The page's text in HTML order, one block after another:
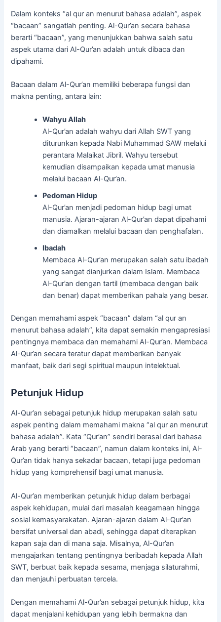
Dalam konteks “al qur an menurut bahasa adalah”, aspek
“bacaan” sangatlah penting. Al-Qur’an secara bahasa
berarti “bacaan”, yang menunjukkan bahwa salah satu
aspek utama dari Al-Qur’an adalah untuk dibaca dan
dipahami.
Bacaan dalam Al-Qur’an memiliki beberapa fungsi dan
makna penting, antara lain:
Wahyu Allah
Al-Qur’an adalah wahyu dari Allah SWT yang
diturunkan kepada Nabi Muhammad SAW melalui
perantara Malaikat Jibril. Wahyu tersebut
kemudian disampaikan kepada umat manusia
melalui bacaan Al-Qur’an.
Pedoman Hidup
Al-Qur’an menjadi pedoman hidup bagi umat
manusia. Ajaran-ajaran Al-Qur’an dapat dipahami
dan diamalkan melalui bacaan dan penghafalan.
Ibadah
Membaca Al-Qur’an merupakan salah satu ibadah
yang sangat dianjurkan dalam Islam. Membaca
Al-Qur’an dengan tartil (membaca dengan baik
dan benar) dapat memberikan pahala yang besar.
Dengan memahami aspek “bacaan” dalam “al qur an
menurut bahasa adalah”, kita dapat semakin mengapresiasi
pentingnya membaca dan memahami Al-Qur’an. Membaca
Al-Qur’an secara teratur dapat memberikan banyak
manfaat, baik dari segi spiritual maupun intelektual.
Petunjuk Hidup
Al-Qur’an sebagai petunjuk hidup merupakan salah satu
aspek penting dalam memahami makna “al qur an menurut
bahasa adalah”. Kata “Qur’an” sendiri berasal dari bahasa
Arab yang berarti “bacaan”, namun dalam konteks ini, Al-
Qur’an tidak hanya sekadar bacaan, tetapi juga pedoman
hidup yang komprehensif bagi umat manusia.
Al-Qur’an memberikan petunjuk hidup dalam berbagai
aspek kehidupan, mulai dari masalah keagamaan hingga
sosial kemasyarakatan. Ajaran-ajaran dalam Al-Qur’an
bersifat universal dan abadi, sehingga dapat diterapkan
kapan saja dan di mana saja. Misalnya, Al-Qur’an
mengajarkan tentang pentingnya beribadah kepada Allah
SWT, berbuat baik kepada sesama, menjaga silaturahmi,
dan menjauhi perbuatan tercela.
Dengan memahami Al-Qur’an sebagai petunjuk hidup, kita
dapat menjalani kehidupan yang lebih bermakna dan